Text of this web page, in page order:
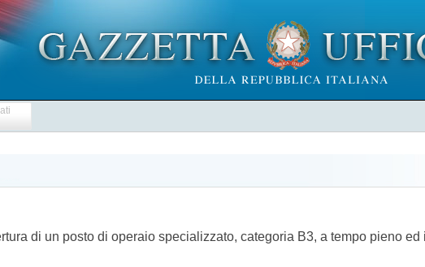
di un posto di operaio specializzato, categoria B3, a tempo pieno